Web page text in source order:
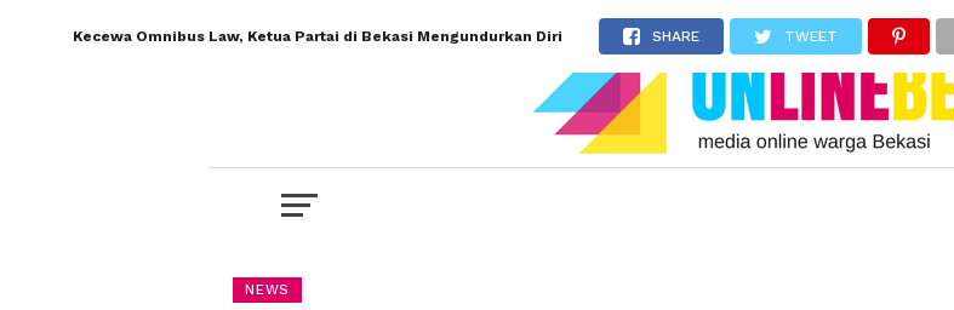
Kecewa Omnibus Law, Ketua Partai di Bekasi Mengundurkan Diri SHARE TWEET
NEWS